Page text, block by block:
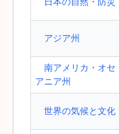
アジア州
南アメリカ・オセ
アニア州
世界の気候と文化